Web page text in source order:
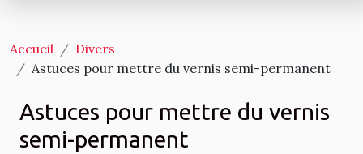
Accueil
Divers
Astuces pour mettre du vernis semi-permanent
Astuces pour mettre du vernis
semi-permanent